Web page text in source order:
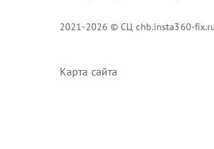
2021-2026 © СЦ chb.insta360-
Карта сайта